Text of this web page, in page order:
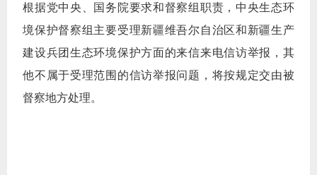
根据党中央、国务院要求和督察组职责，中央生态环
境保护督察组主要受理新疆维吾尔自治区和新疆生产
建设兵团生态环境保护方面的来信来电信访举报，其
他不属于受理范围的信访举报问题，将按规定交由被
督察地方处理。